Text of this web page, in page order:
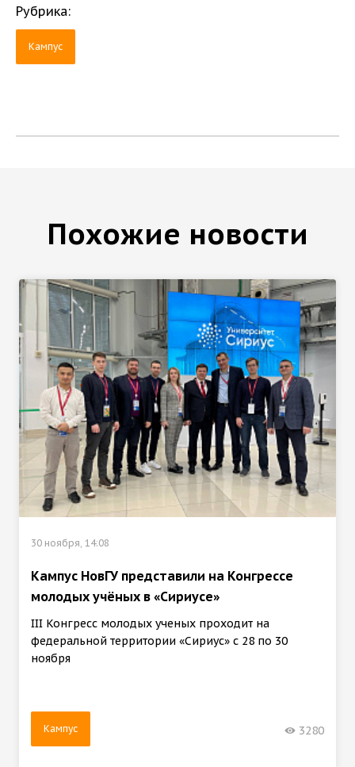
Рубрика:
Кампус
Похожие новости
30 ноября, 14:08
Кампус НовГУ представили на Конгрессе
молодых учёных в «Сириусе»
III Конгресс молодых ученых проходит на
федеральной территории «Сириус» с 28 по 30
ноября
Кампус 3280